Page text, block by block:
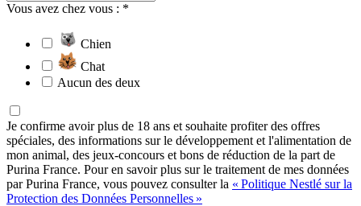
Vous avez chez vous : *
Chien
Chat
Aucun des deux
Je confirme avoir plus de 18 ans et souhaite profiter des offres
spéciales, des informations sur le développement et l'alimentation de
mon animal, des jeux-concours et bons de réduction de la part de
Purina France. Pour en savoir plus sur le traitement de mes données
par Purina France, vous pouvez consulter la « Politique Nestlé sur la
Protection des Données Personnelles »